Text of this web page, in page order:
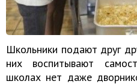
Школьники подают друг
них воспитывают
школах нет даже